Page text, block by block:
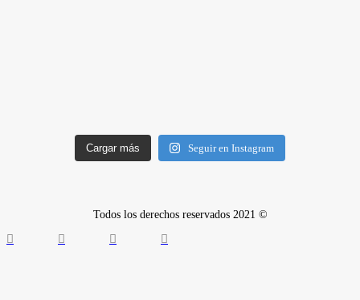
Cargar más Seguir en Instagram
Todos los derechos reservados 2021 ©